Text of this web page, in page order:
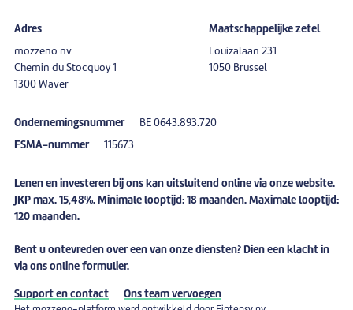
Adres
mozzeno nv
Chemin du Stocquoy 1
1300 Waver
Maatschappelijke zetel
Louizalaan 231
1050 Brussel
Ondernemingsnummer BE 0643.893.720
FSMA-nummer 115673
Lenen en investeren bij ons kan uitsluitend online via onze website.
JKP max. 15,48%. Minimale looptijd: 18 maanden. Maximale looptijd:
120 maanden.
Bent u ontevreden over een van onze diensten? Dien een klacht in
via ons online formulier.
Support en contact Ons team vervoegen